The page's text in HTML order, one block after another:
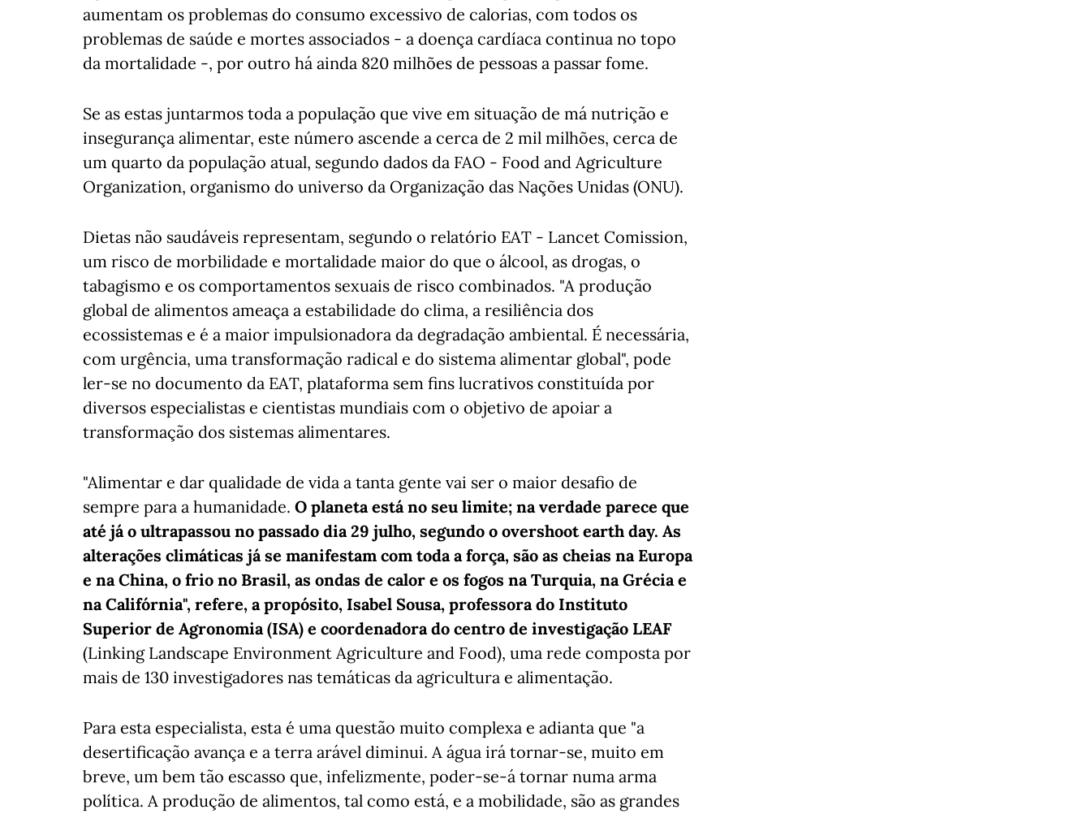
aumentam os problemas do consumo excessivo de calorias, com todos os
problemas de saúde e mortes associados - a doença cardíaca continua no topo
da mortalidade -, por outro há ainda 820 milhões de pessoas a passar fome.
Se as estas juntarmos toda a população que vive em situação de má nutrição e
insegurança alimentar, este número ascende a cerca de 2 mil milhões, cerca de
um quarto da população atual, segundo dados da FAO - Food and Agriculture
Organization, organismo do universo da Organização das Nações Unidas (ONU).
Dietas não saudáveis representam, segundo o relatório EAT - Lancet Comission,
um risco de morbilidade e mortalidade maior do que o álcool, as drogas, o
tabagismo e os comportamentos sexuais de risco combinados. "A produção
global de alimentos ameaça a estabilidade do clima, a resiliência dos
ecossistemas e é a maior impulsionadora da degradação ambiental. É necessária,
com urgência, uma transformação radical e do sistema alimentar global", pode
ler-se no documento da EAT, plataforma sem fins lucrativos constituída por
diversos especialistas e cientistas mundiais com o objetivo de apoiar a
transformação dos sistemas alimentares.
"Alimentar e dar qualidade de vida a tanta gente vai ser o maior desafio de
sempre para a humanidade. O planeta está no seu limite; na verdade parece que
até já o ultrapassou no passado dia 29 julho, segundo o overshoot earth day. As
alterações climáticas já se manifestam com toda a força, são as cheias na Europa
e na China, o frio no Brasil, as ondas de calor e os fogos na Turquia, na Grécia e
na Califórnia", refere, a propósito, Isabel Sousa, professora do Instituto
Superior de Agronomia (ISA) e coordenadora do centro de investigação LEAF
(Linking Landscape Environment Agriculture and Food), uma rede composta por
mais de 130 investigadores nas temáticas da agricultura e alimentação.
Para esta especialista, esta é uma questão muito complexa e adianta que "a
desertificação avança e a terra arável diminui. A água irá tornar-se, muito em
breve, um bem tão escasso que, infelizmente, poder-se-á tornar numa arma
política. A produção de alimentos, tal como está, e a mobilidade, são as grandes